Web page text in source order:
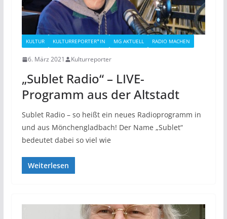
KULTUR KULTURREPORTER*IN MG AKTUELL RADIO MACHEN
6. März 2021 Kulturreporter
„Sublet Radio“ – LIVE-
Programm aus der Altstadt
Sublet Radio – so heißt ein neues Radioprogramm in
und aus Mönchengladbach! Der Name „Sublet“
bedeutet dabei so viel wie
Weiterlesen